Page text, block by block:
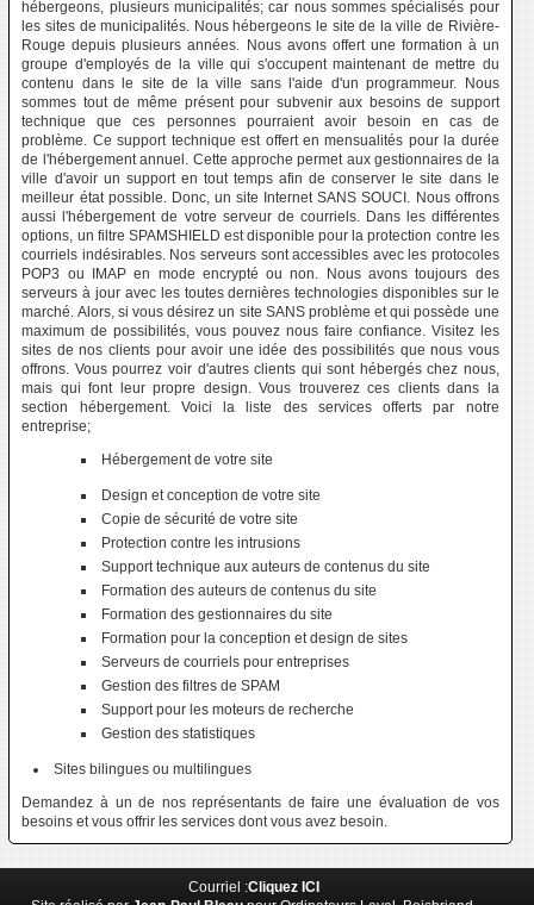
hébergeons, plusieurs municipalités; car nous sommes spécialisés pour
les sites de municipalités. Nous hébergeons le site de la ville de Rivière-
Rouge depuis plusieurs années. Nous avons offert une formation à un
groupe d'employés de la ville qui s'occupent maintenant de mettre du
contenu dans le site de la ville sans l'aide d'un programmeur. Nous
sommes tout de même présent pour subvenir aux besoins de support
technique que ces personnes pourraient avoir besoin en cas de
problème. Ce support technique est offert en mensualités pour la durée
de l'hébergement annuel. Cette approche permet aux gestionnaires de la
ville d'avoir un support en tout temps afin de conserver le site dans le
meilleur état possible. Donc, un site Internet SANS SOUCI. Nous offrons
aussi l'hébergement de votre serveur de courriels. Dans les différentes
options, un filtre SPAMSHIELD est disponible pour la protection contre les
courriels indésirables. Nos serveurs sont accessibles avec les protocoles
POP3 ou IMAP en mode encrypté ou non. Nous avons toujours des
serveurs à jour avec les toutes dernières technologies disponibles sur le
marché. Alors, si vous désirez un site SANS problème et qui possède une
maximum de possibilités, vous pouvez nous faire confiance. Visitez les
sites de nos clients pour avoir une idée des possibilités que nous vous
offrons. Vous pourrez voir d'autres clients qui sont hébergés chez nous,
mais qui font leur propre design. Vous trouverez ces clients dans la
section hébergement. Voici la liste des services offerts par notre
entreprise;
Hébergement de votre site
Design et conception de votre site
Copie de sécurité de votre site
Protection contre les intrusions
Support technique aux auteurs de contenus du site
Formation des auteurs de contenus du site
Formation des gestionnaires du site
Formation pour la conception et design de sites
Serveurs de courriels pour entreprises
Gestion des filtres de SPAM
Support pour les moteurs de recherche
Gestion des statistiques
Sites bilingues ou multilingues
Demandez à un de nos représentants de faire une évaluation de vos
besoins et vous offrir les services dont vous avez besoin.
Courriel :Cliquez ICI